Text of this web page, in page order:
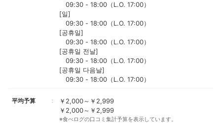
09:30 - 18:00（L.O. 17:00）
[일]
09:30 - 18:00（L.O. 17:00）
[공휴일]
09:30 - 18:00（L.O. 17:00）
[공휴일 전날]
09:30 - 18:00（L.O. 17:00）
[공휴일 다음날]
09:30 - 18:00（L.O. 17:00）
平均予算
￥2,000～￥2,999
￥2,000～￥2,999
※食べログの口コミ集計予算を表示しています。